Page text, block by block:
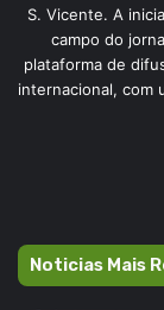
S. Vicente. A
campo do
plataforma de
internacional, com
Noticias Mais